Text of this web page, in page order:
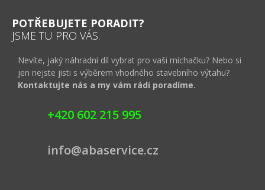
POTŘEBUJETE PORADIT?
JSME TU PRO VÁS.
Nevíte, jaký náhradní díl vybrat pro vaši míchačku? Nebo si
jen nejste jisti s výběrem vhodného stavebního výtahu?
Kontaktujte nás a my vám rádi poradíme.
+420 602 215 995
info@abaservice.cz